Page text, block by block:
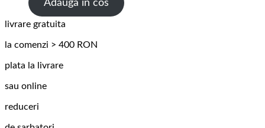
Adauga in cos
livrare gratuita
la comenzi > 400 RON
plata la livrare
sau online
reduceri